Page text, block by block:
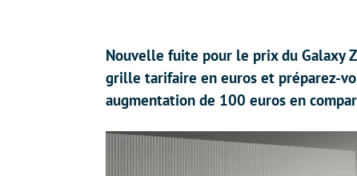
Nouvelle fuite pour le prix du Galaxy
grille tarifaire en euros et préparez-
augmentation de 100 euros en